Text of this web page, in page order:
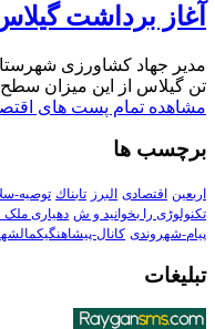
آغاز برداشت
تن گیلاس از این میزان
مشاهده تمام پست های
برچسب ها
اربعین اقتصادی البرز تابناك توصیه-
تکنولوڑی را بخوانید و ش دهیاری ملک
پیام-شهروندی کانال-
تبلیغات